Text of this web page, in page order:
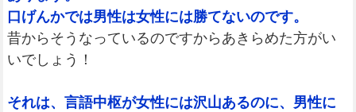
口げんかでは男性は女性には勝てないのです。
昔からそうなっているのですからあきらめた方がい
いでしょう！
それは、言語中枢が女性には沢山あるのに、男性に